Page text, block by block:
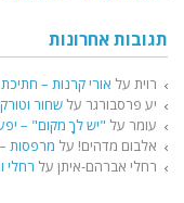
תגובות אחרונות
רוית על אורי קרנות –
יע פרסבורגר על שחור
עומר על "יש לךָ מקום" –
אלבום מדהים! על מרפסות
רחלי אברהם-איתן על רחלי